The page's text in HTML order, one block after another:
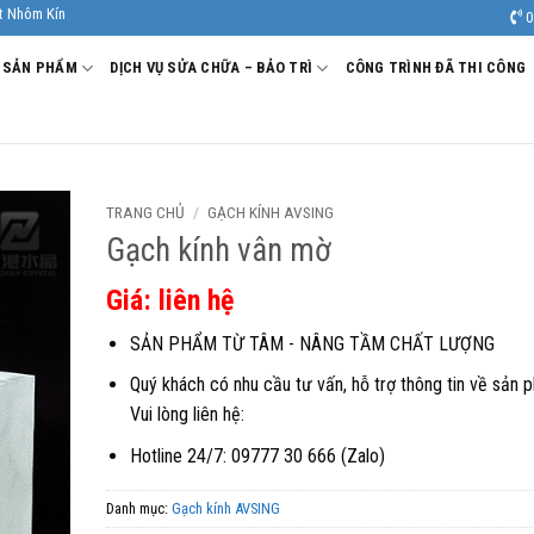
Âu Viêt. Nhà Sản xuất - Thi công Nhôm kính uy tín, chất lượng.
SẢN PHẨM DỊCH VỤ SỬA CHỮA – BẢO TRÌ CÔNG TRÌNH ĐÃ THI CÔNG
TRANG CHỦ / GẠCH KÍNH AVSING
Gạch kính vân mờ
Giá: liên hệ
SẢN PHẨM TỪ TÂM - NÂNG TẦM CHẤT LƯỢNG
Quý khách có nhu cầu tư vấn, hỗ trợ thông tin về sản
Vui lòng liên hệ:
Hotline 24/7: 09777 30 666 (Zalo)
Danh mục: Gạch kính AVSING